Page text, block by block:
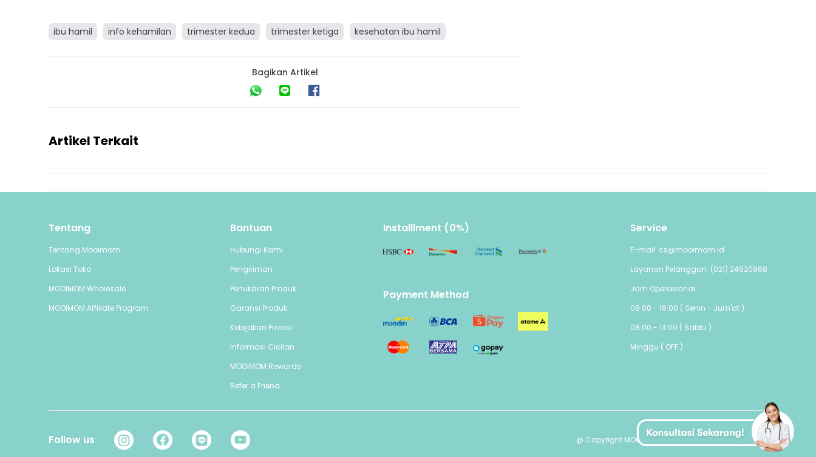
ibu hamil info kehamilan trimester kedua trimester ketiga kesehatan ibu hamil
Bagikan Artikel
Artikel Terkait
Tentang
Tentang Mooimom
Lokasi Toko
MOOIMOM Wholesale
MOOIMOM Affiliate Program
Bantuan
Hubungi Kami
Pengiriman
Penukaran Produk
Garansi Produk
Kebijakan Privasi
Informasi Cicilan
MOOIMOM Rewards
Refer a Friend
Installlment (0%)
Payment Method
Service
E-mail: cs@mooimom.id
Layanan Pelanggan: (021) 24520868
Jam Operasional:
08:00 - 16:00 ( Senin - Jum'at )
08:00 - 13:00 ( Sabtu )
Minggu ( OFF )
Follow us @ Copyright MOOIMOM PTE. LTD - All Rights Reserved